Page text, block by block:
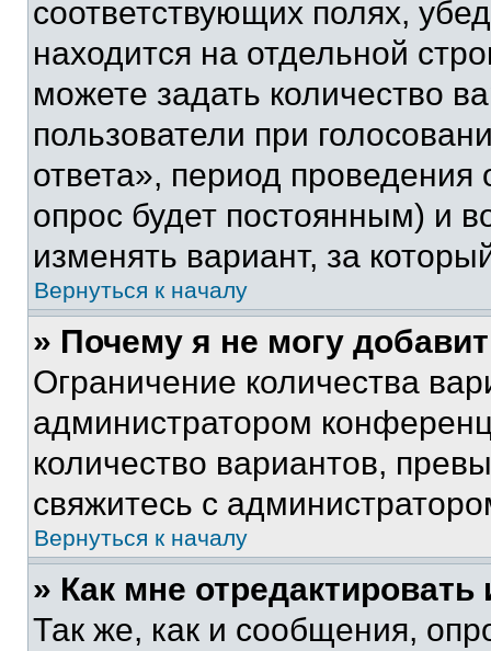
соответствующих полях,
находится на отдельной
можете задать количество
пользователи при
ответа», период проведения
опрос будет постоянным) и
изменять вариант, за
Вернуться к началу
» Почему я не могу
Ограничение количества
администратором
количество вариантов,
свяжитесь с
Вернуться к началу
» Как мне
Так же, как и сообщения,